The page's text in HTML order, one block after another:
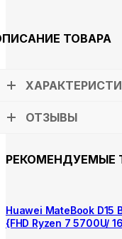
ТОВАРА
ОТЗЫВЫ
РЕКОМЕНДУЕМЫЕ
Huawei MateBook D15
{FHD Ryzen 7 5700U/